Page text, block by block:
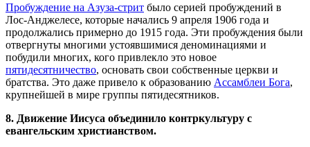
Пробуждение на Азуза-стрит было серией пробуждений в
Лос-Анджелесе, которые начались 9 апреля 1906 года и
продолжались примерно до 1915 года. Эти пробуждения были
отвергнуты многими устоявшимися деноминациями и
побудили многих, кого привлекло это новое
пятидесятничество, основать свои собственные церкви и
братства. Это даже привело к образованию Ассамблеи Бога,
крупнейшей в мире группы пятидесятников.
8. Движение Иисуса объединило контркультуру с
евангельским христианством.